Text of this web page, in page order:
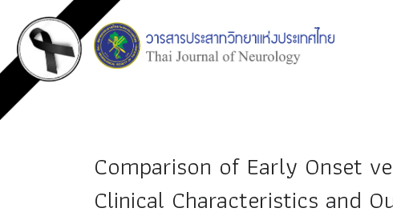
Comparison of Early Onset
Clinical Characteristics and